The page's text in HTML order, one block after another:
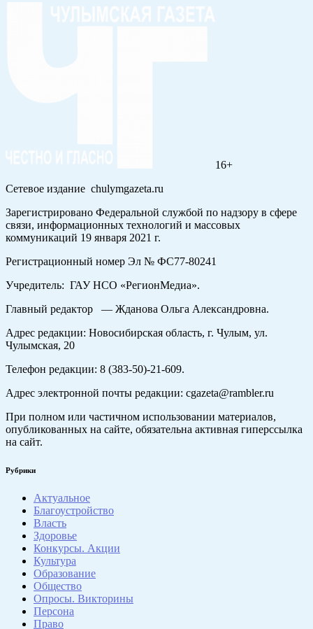
16+
Сетевое издание chulymgazeta.ru
Зарегистрировано Федеральной службой по надзору в сфере
связи, информационных технологий и массовых
коммуникаций 19 января 2021 г.
Регистрационный номер Эл № ФС77-80241
Учредитель: ГАУ НСО «РегионМедиа».
Главный редактор — Жданова Ольга Александровна.
Адрес редакции: Новосибирская область, г. Чулым, ул.
Чулымская, 20
Телефон редакции: 8 (383-50)-21-609.
Адрес электронной почты редакции: cgazeta@rambler.ru
При полном или частичном использовании материалов,
опубликованных на сайте, обязательна активная гиперссылка
на сайт.
Рубрики
Актуальное
Благоустройство
Власть
Здоровье
Конкурсы. Акции
Культура
Образование
Общество
Опросы. Викторины
Персона
Право